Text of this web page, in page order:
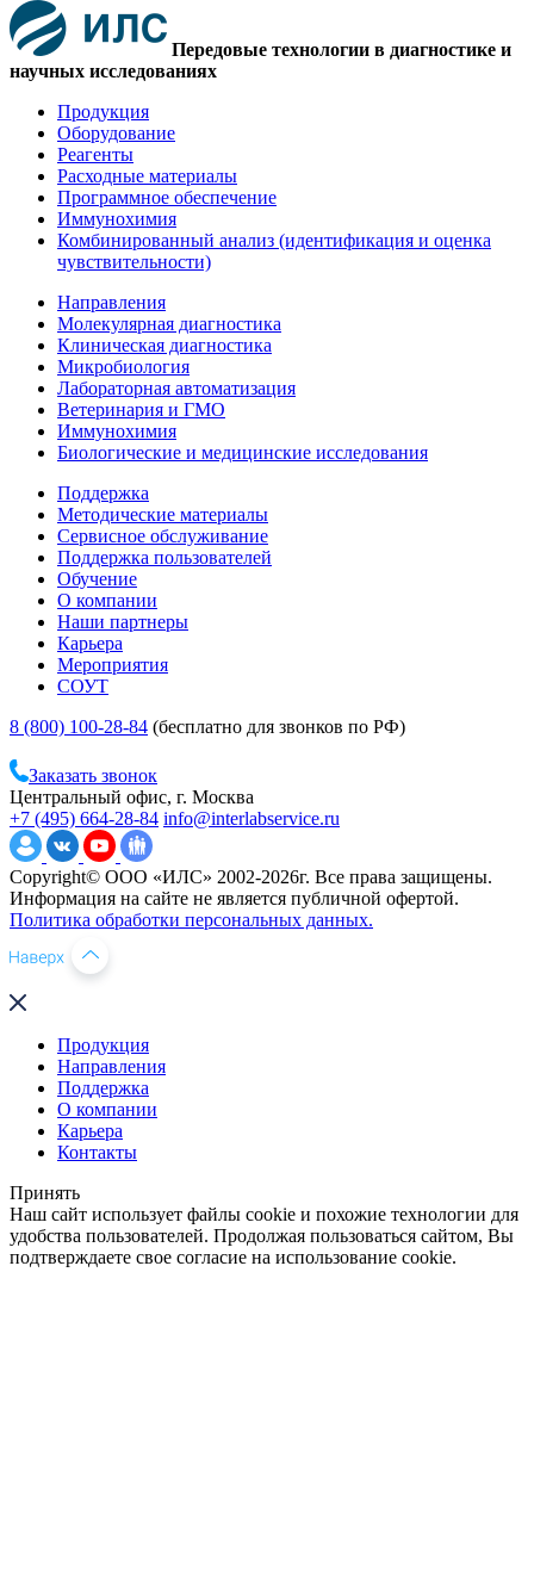
Передовые технологии в диагностике и
научных исследованиях
Продукция
Оборудование
Реагенты
Расходные материалы
Программное обеспечение
Иммунохимия
Комбинированный анализ (идентификация и оценка
чувствительности)
Направления
Молекулярная диагностика
Клиническая диагностика
Микробиология
Лабораторная автоматизация
Ветеринария и ГМО
Иммунохимия
Биологические и медицинские исследования
Поддержка
Методические материалы
Сервисное обслуживание
Поддержка пользователей
Обучение
О компании
Наши партнеры
Карьера
Мероприятия
СОУТ
8 (800) 100-28-84 (бесплатно для звонков по РФ)
Заказать звонок
Центральный офис, г. Москва
+7 (495) 664-28-84 info@interlabservice.ru
Copyright© ООО «ИЛС» 2002-2026г. Все права защищены.
Информация на сайте не является публичной офертой.
Политика обработки персональных данных.
Продукция
Направления
Поддержка
О компании
Карьера
Контакты
Принять
Наш сайт использует файлы cookie и похожие технологии для
удобства пользователей. Продолжая пользоваться сайтом, Вы
подтверждаете свое согласие на использование cookie.